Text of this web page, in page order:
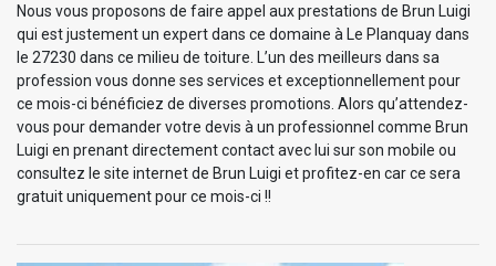
Nous vous proposons de faire appel aux prestations de Brun Luigi
qui est justement un expert dans ce domaine à Le Planquay dans
le 27230 dans ce milieu de toiture. L’un des meilleurs dans sa
profession vous donne ses services et exceptionnellement pour
ce mois-ci bénéficiez de diverses promotions. Alors qu’attendez-
vous pour demander votre devis à un professionnel comme Brun
Luigi en prenant directement contact avec lui sur son mobile ou
consultez le site internet de Brun Luigi et profitez-en car ce sera
gratuit uniquement pour ce mois-ci !!